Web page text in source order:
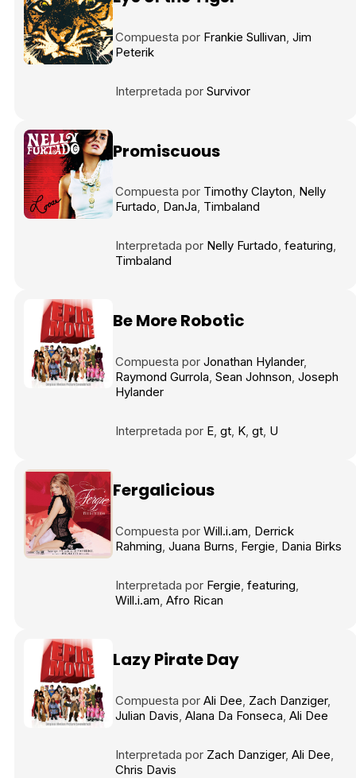
Compuesta por Frankie Sullivan Jim
Peterik
Interpretada por Survivor
Promiscuous
Compuesta por Timothy Clayton Nelly
Furtado DanJa Timbaland
Interpretada por Nelly Furtado featuring
Timbaland
Be More Robotic
Compuesta por Jonathan Hylander
Raymond Gurrola Sean Johnson Joseph
Hylander
Interpretada por E gt K gt U
Fergalicious
Compuesta por Will.i.am Derrick
Rahming Juana Burns Fergie Dania Birks
Interpretada por Fergie featuring
Will.i.am Afro Rican
Lazy Pirate Day
Compuesta por Ali Dee Zach Danziger
Julian Davis Alana Da Fonseca Ali Dee
Interpretada por Zach Danziger Ali Dee
Chris Davis